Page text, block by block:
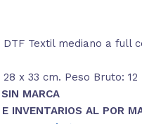
Textil mediano a full
x 33 cm. Peso Bruto: 12
MARCA
E INVENTARIOS AL POR